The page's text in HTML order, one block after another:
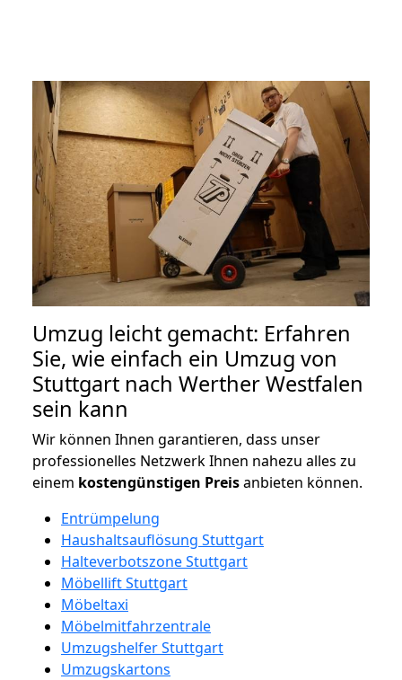
Umzug leicht gemacht: Erfahren
Sie, wie einfach ein Umzug von
Stuttgart nach Werther Westfalen
sein kann
Wir können Ihnen garantieren, dass unser
professionelles Netzwerk Ihnen nahezu alles zu
einem kostengünstigen Preisanbieten können.
Entrümpelung
Haushaltsauflösung Stuttgart
Halteverbotszone Stuttgart
Möbellift Stuttgart
Möbeltaxi
Möbelmitfahrzentrale
Umzugshelfer Stuttgart
Umzugskartons